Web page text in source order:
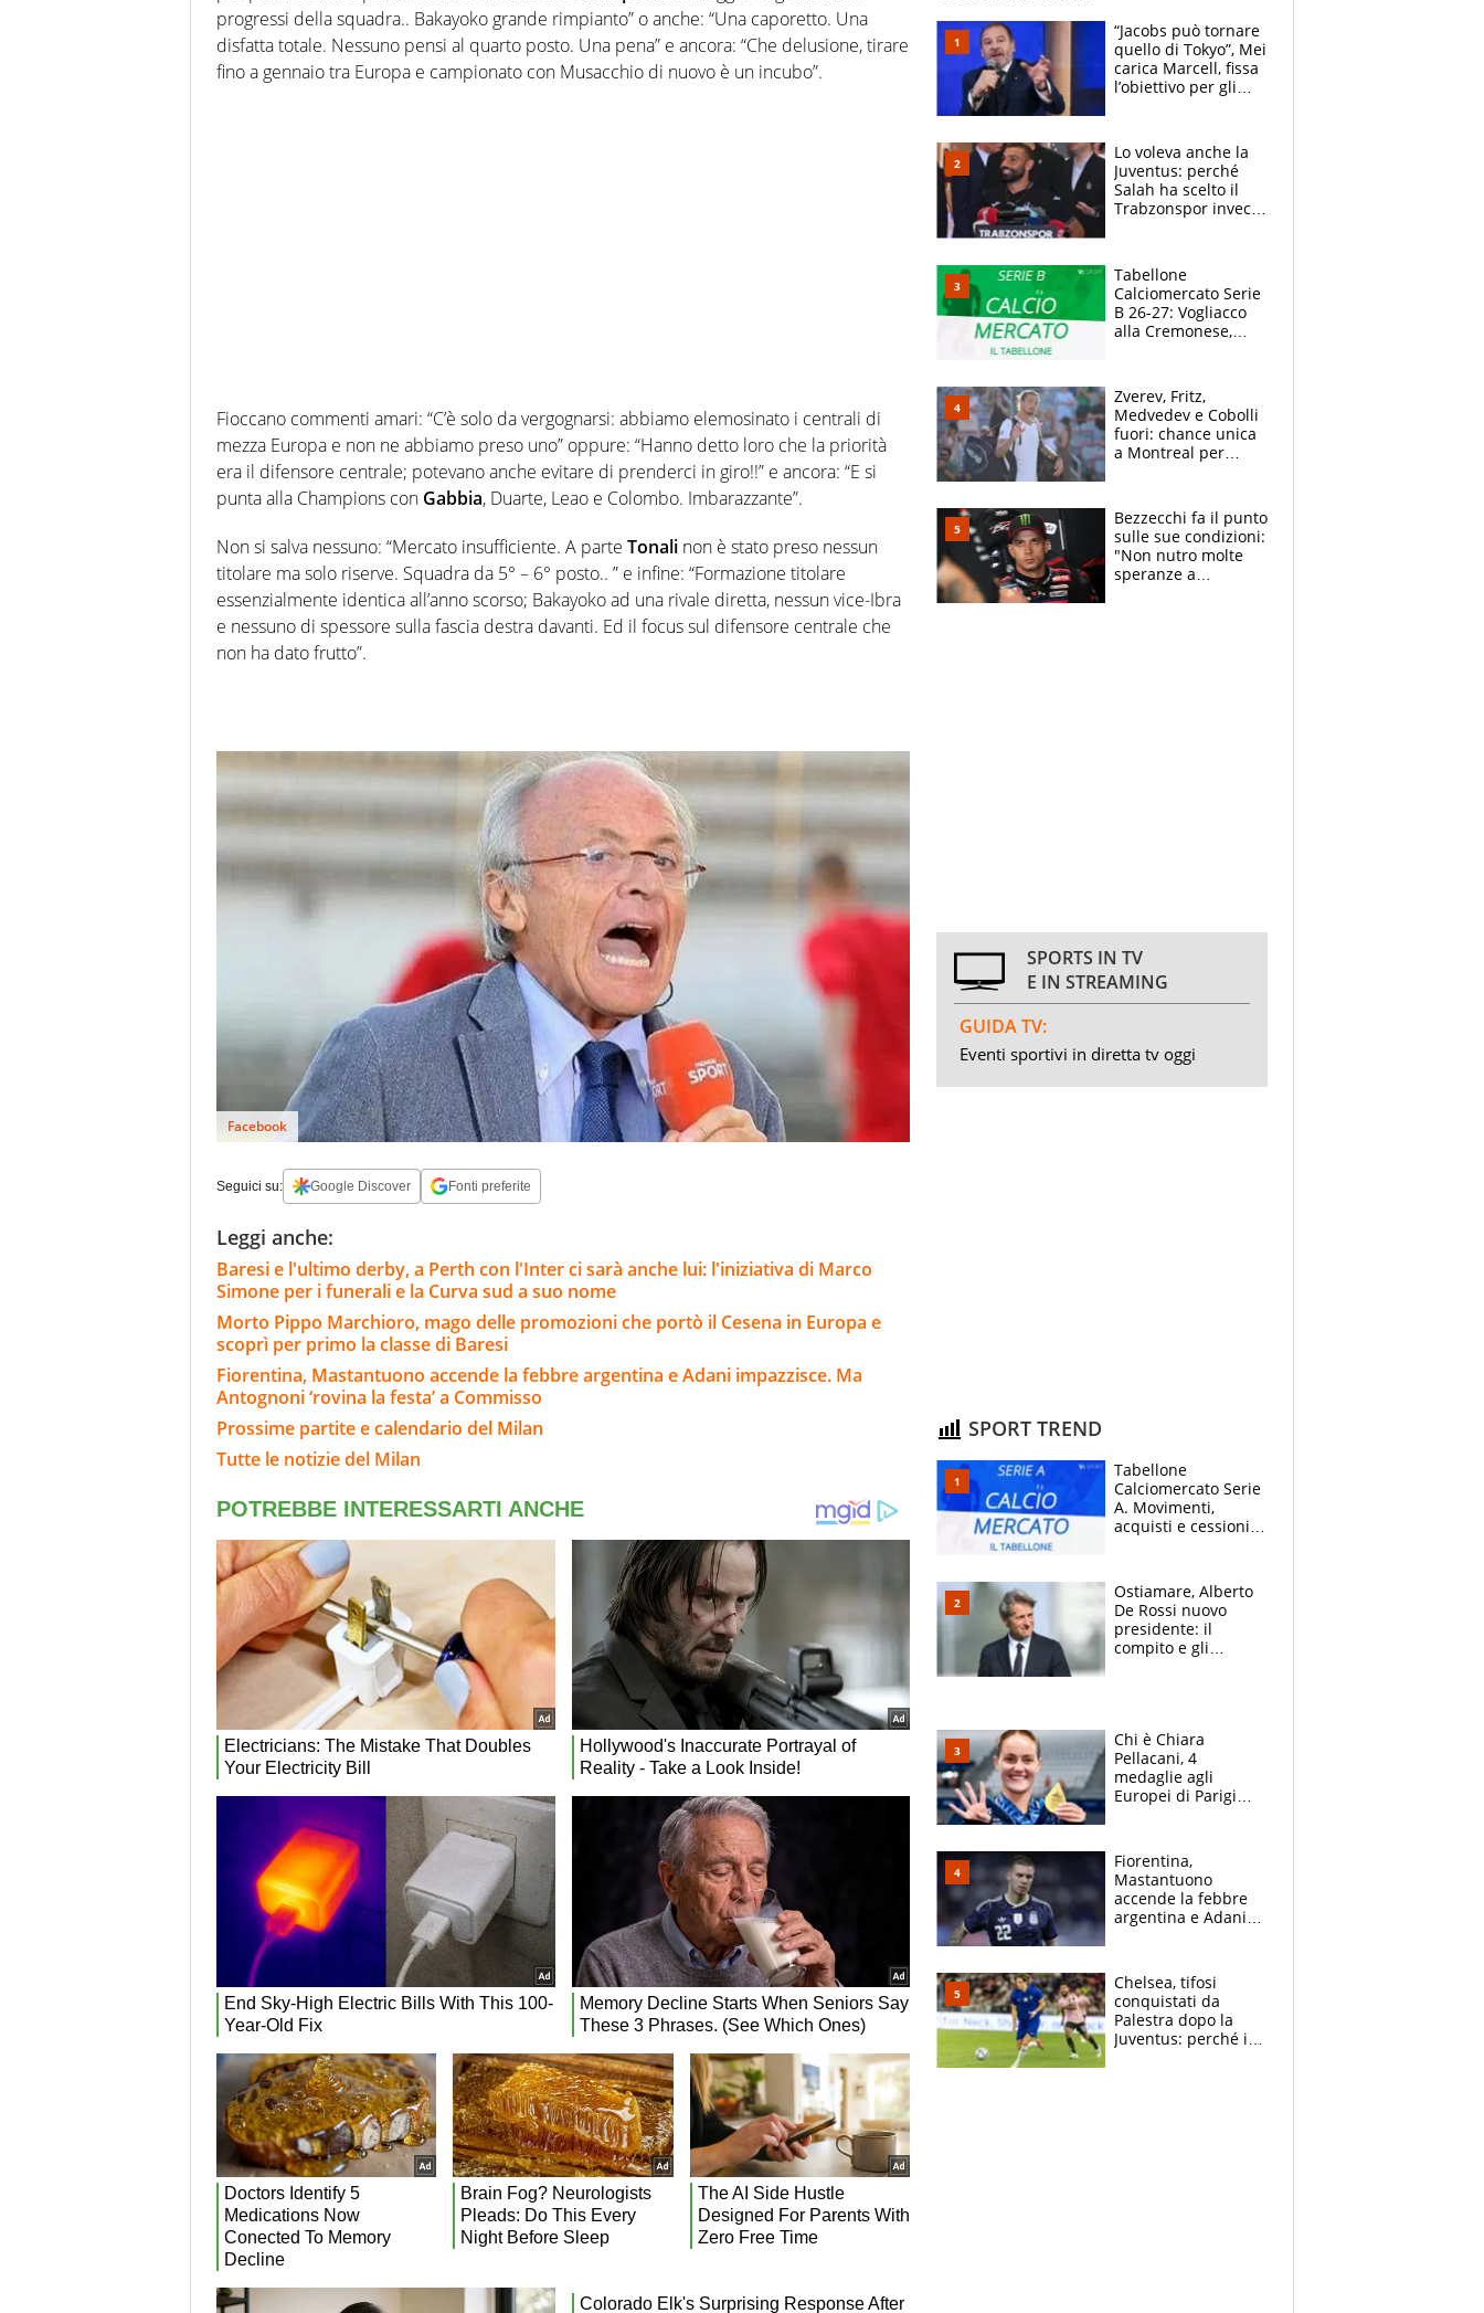
progressi della squadra.. Bakayoko grande rimpianto” o anche: “Una caporetto. Una
disfatta totale. Nessuno pensi al quarto posto. Una pena” e ancora: “Che delusione, tirare
fino a gennaio tra Europa e campionato con Musacchio di nuovo è un incubo”.
Fioccano commenti amari: “C’è solo da vergognarsi: abbiamo elemosinato i centrali di
mezza Europa e non ne abbiamo preso uno” oppure: “Hanno detto loro che la priorità
era il difensore centrale; potevano anche evitare di prenderci in giro!!” e ancora: “E si
punta alla Champions con Gabbia, Duarte, Leao e Colombo. Imbarazzante”.
Non si salva nessuno: “Mercato insufficiente. A parte Tonali non è stato preso nessun
titolare ma solo riserve. Squadra da 5° – 6° posto.. ” e infine: “Formazione titolare
essenzialmente identica all’anno scorso; Bakayoko ad una rivale diretta, nessun vice-Ibra
e nessuno di spessore sulla fascia destra davanti. Ed il focus sul difensore centrale che
non ha dato frutto”.
Facebook
Seguici su: Google Discover Fonti preferite
Leggi anche:
Baresi e l'ultimo derby, a Perth con l'Inter ci sarà anche lui: l'iniziativa di Marco
Simone per i funerali e la Curva sud a suo nome
Morto Pippo Marchioro, mago delle promozioni che portò il Cesena in Europa e
scoprì per primo la classe di Baresi
Fiorentina, Mastantuono accende la febbre argentina e Adani impazzisce. Ma
Antognoni ‘rovina la festa’ a Commisso
Prossime partite e calendario del Milan
Tutte le notizie del Milan
“Jacobs può tornare
quello di Tokyo”, Mei
carica Marcell, fissa
l’obiettivo per gli
Lo voleva anche la
Juventus: perché
Salah ha scelto il
Trabzonspor invece
Tabellone
Calciomercato Serie
B 26-27: Vogliacco
alla Cremonese,
Zverev, Fritz,
Medvedev e Cobolli
fuori: chance unica
a Montreal per
attacca le palline
Bezzecchi fa il punto
sulle sue condizioni:
"Non nutro molte
speranze a
SPORTS IN TV
E IN STREAMING
GUIDA TV:
Eventi sportivi in diretta tv oggi
SPORT TREND
Tabellone
Calciomercato Serie
A. Movimenti,
acquisti e cessioni:
Ostiamare, Alberto
De Rossi nuovo
presidente: il
compito e gli
Chi è Chiara
Pellacani, 4
medaglie agli
Europei di Parigi
giornalista, mamma
insegnante e il
fratello calciatore
Fiorentina,
Mastantuono
accende la febbre
argentina e Adani
festa’ a Commisso
Chelsea, tifosi
conquistati da
Palestra dopo la
Juventus: perché i